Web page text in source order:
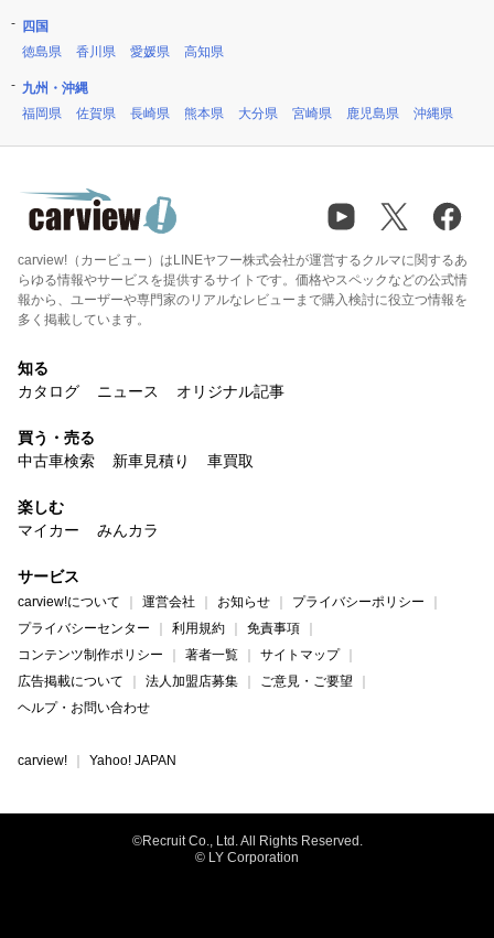
四国
徳島県
香川県 愛媛県 高知県
九州・沖縄
福岡県
佐賀県 長崎県 熊本県 大分県 宮崎県 鹿児島県 沖縄県
carview!（カービュー）はLINEヤフー株式会社が運営するクルマに関するあ
らゆる情報やサービスを提供するサイトです。価格やスペックなどの公式情
報から、ユーザーや専門家のリアルなレビューまで購入検討に役立つ情報を
多く掲載しています。
知る
カタログ
ニュース オリジナル記事
買う・売る
中古車検索
新車見積り 車買取
楽しむ
マイカー
みんカラ
サービス
carview!について 運営会社 お知らせ
プライバシーポリシー
プライバシーセンター
利用規約
免責事項
コンテンツ制作ポリシー
著者一覧
サイトマップ
広告掲載について
法人加盟店募集
ご意見・ご要望
ヘルプ・お問い合わせ
carview! Yahoo! JAPAN
©Recruit Co., Ltd. All Rights Reserved.
© LY Corporation